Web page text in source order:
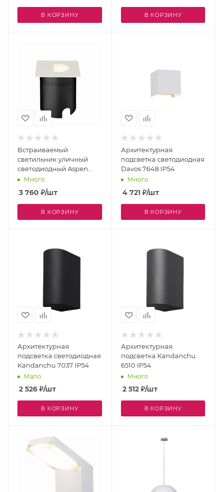
В КОРЗИНУ В КОРЗИНУ
Встраиваемый
светильник уличный
светодиодный Aspen
7032 IP65
Много
3 760 ₽/шт
В КОРЗИНУ
Архитектурная
подсветка светодиодная
Davos 7648 IP54
Много
4 721₽/шт
В КОРЗИНУ
Архитектурная
подсветка светодиодная
Kandanchu 7037 IP54
Мало
2 526 ₽/шт
В КОРЗИНУ
Архитектурная
подсветка Kandanchu
6510 IP54
Много
2 512₽/шт
В КОРЗИНУ